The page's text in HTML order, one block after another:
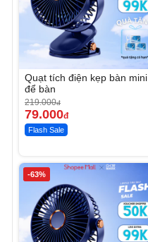
Quạt tích điện kẹp bàn mini
để bàn
219.000đ
79.000đ
Flash Sale
-63%